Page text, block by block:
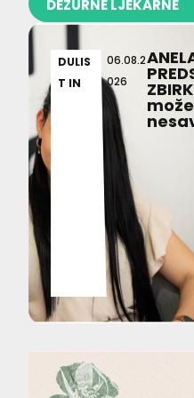
DEŽURNE LJEKARNE
DULIS
T IN
06.08.2
026